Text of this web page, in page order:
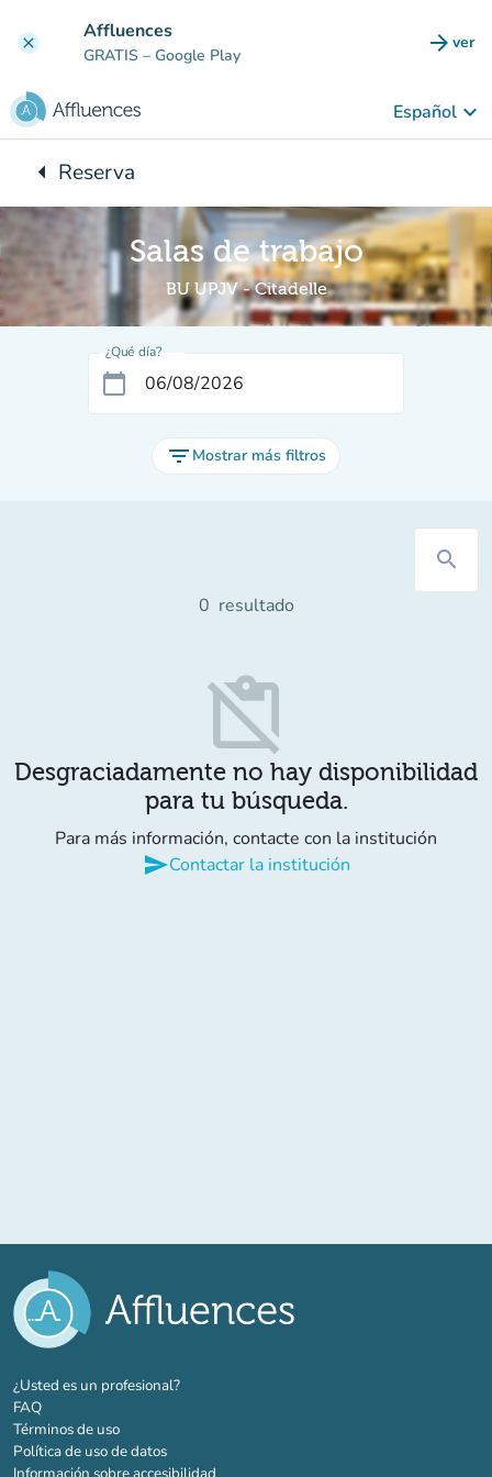
clear Affluences
GRATIS – Google Play arrow_forward ver
Español keyboard_arrow_down
arrow_leftVuelta:
Reserva
Salas de trabajo
BU UPJV - Citadelle
¿Qué día?
calendar_today
filter_list Mostrar más filtros
search
0 resultado
content_paste_off
Desgraciadamente no hay disponibilidad
para tu búsqueda.
Para más información, contacte con la institución
sendContactar la institución
¿Usted es un profesional?(nueva pestaña)
FAQ
Términos de uso
Política de uso de datos